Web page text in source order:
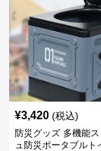
¥3,420 (税込)
防災グッズ 多機能
ュ防災ポータブルト